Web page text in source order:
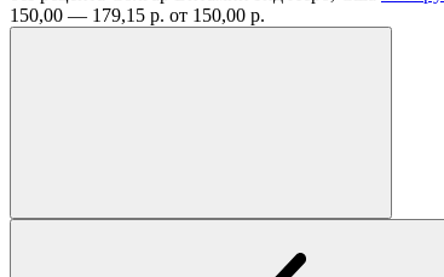
150,00 — 179,15 р. от 150,00 р.